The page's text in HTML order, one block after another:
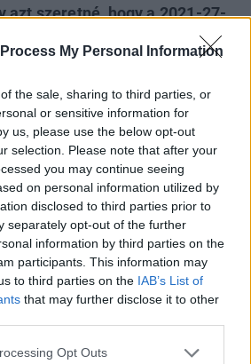
My Personal Information
the sale, sharing to third parties, or
or sensitive information for
us, please use the below opt-out
selection. Please note that after your
you may continue seeing
on personal information utilized by
disclosed to third parties prior to
separately opt-out of the further
information by third parties on the
participants. This information may
to third parties on the IAB’s List of
that may further disclose it to other
Opt Outs
azt szeretné, hogy a 2021-27-
ciklusban legyenek
amelyek a magyar kkv-k
Minisztérium (ITM)
és szabályozásért felelős
Székesfehérváron.
országos gazdasági kamarai
állomása előtt tartott
is beszélt, hogy viszonylag gyorsan
a támogatói okiratokat 3-4
követően ki szeretnék állítani
a vállalkozások egyúttal a forrást